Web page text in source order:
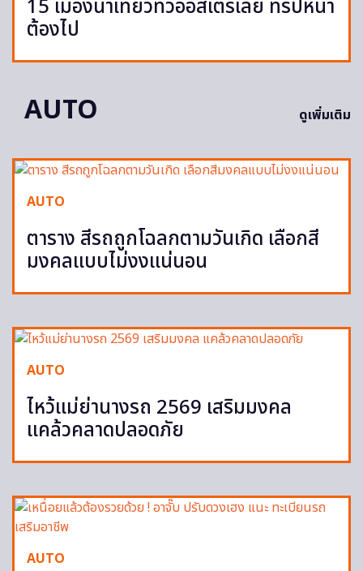
15 เมืองน่าเที่ยวทั่วออสเตรเลีย ทริปหน้า
ต้องไป
AUTO ดูเพิ่มเติม
AUTO
ตาราง สีรถถูกโฉลกตามวันเกิด เลือกสี
มงคลแบบไม่งงแน่นอน
AUTO
ไหว้แม่ย่านางรถ 2569 เสริมมงคล
แคล้วคลาดปลอดภัย
AUTO